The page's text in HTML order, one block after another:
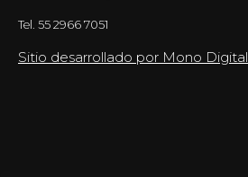
Tel. 55 2966 7051
Sitio desarrollado por Mono Digital